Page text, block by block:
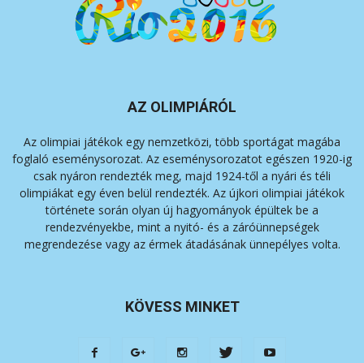
AZ OLIMPIÁRÓL
Az olimpiai játékok egy nemzetközi, több sportágat magába
foglaló eseménysorozat. Az eseménysorozatot egészen 1920-ig
csak nyáron rendezték meg, majd 1924-től a nyári és téli
olimpiákat egy éven belül rendezték. Az újkori olimpiai játékok
története során olyan új hagyományok épültek be a
rendezvényekbe, mint a nyitó- és a záróünnepségek
megrendezése vagy az érmek átadásának ünnepélyes volta.
KÖVESS MINKET